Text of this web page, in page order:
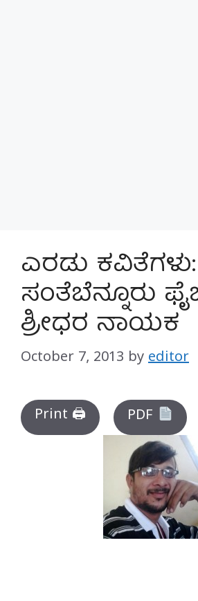
ಎರಡು ಕವಿತೆಗಳು:
ಸಂತೆಬೆನ್ನೂರು
ಶ್ರೀಧರ ನಾಯಕ
October 7, 2013 by editor
Print 🖨 PDF